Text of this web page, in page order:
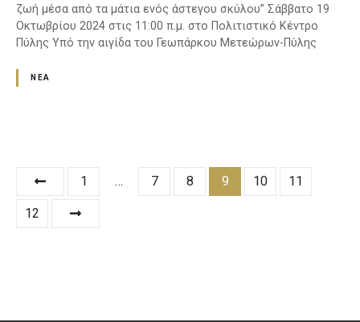
ζωή μέσα από τα μάτια ενός άστεγου σκύλου” Σάββατο 19
Οκτωβρίου 2024 στις 11:00 π.μ. στο Πολιτιστικό Κέντρο
Πύλης Υπό την αιγίδα του Γεωπάρκου Μετεώρων-Πύλης
ΝΈΑ
έ
1 … 7 8 9 10 11
12